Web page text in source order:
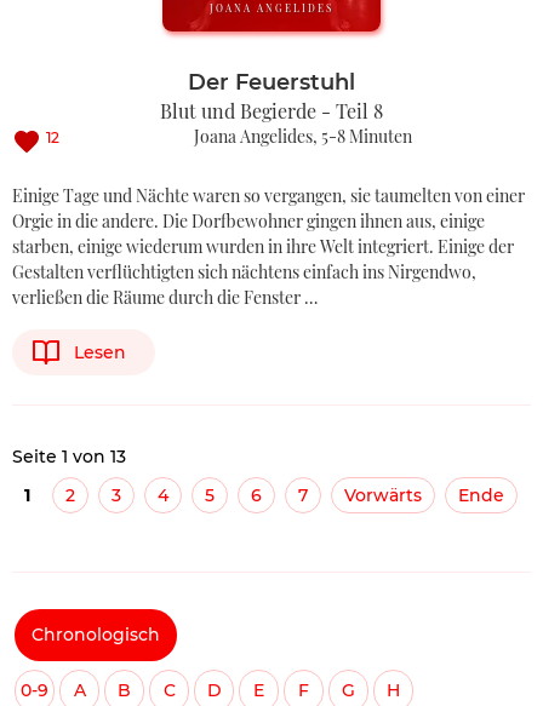
JOANA ANGELIDES
Der Feuerstuhl
Blut und Begierde - Teil 8
12 Joana Angelides 5-8 Minuten
Einige Tage und Nächte waren so vergangen, sie taumelten von einer
Orgie in die andere. Die Dorfbewohner gingen ihnen aus, einige
starben, einige wiederum wurden in ihre Welt integriert. Einige der
Gestalten verflüchtigten sich nächtens einfach ins Nirgendwo,
verließen die Räume durch die Fenster …
Lesen
Seite 1 von 13
1
2 3 4 5 6 7 Vorwärts Ende
Chronologisch
0-9 A B C D E F G H